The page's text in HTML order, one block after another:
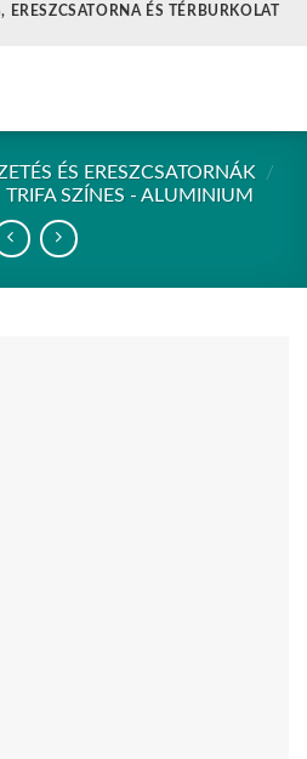
ERESZCSATORNA ÉS TÉRBURKOLAT
ÉS ERESZCSATORNÁK
/
TRIFA SZÍNES - ALUMINIUM